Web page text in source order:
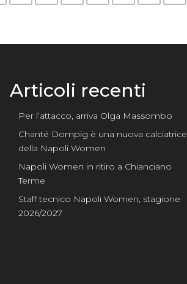
Articoli recenti
Per l’attacco, arriva Olga Massombo
Chanté Dompig è una nuova calciatrice
della Napoli Women
Napoli Women in ritiro a Chianciano
Terme
Staff tecnico Napoli Women, stagione
2026/2027